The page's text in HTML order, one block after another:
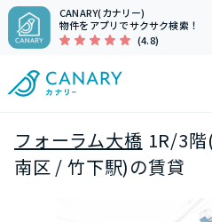
CANARY(カナリー)
物件をアプリでサクサク検索！
(4.8)
フォーラム大橋 1R/3
南区 / 竹下駅)の賃貸